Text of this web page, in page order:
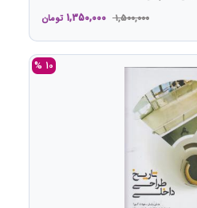
1,500,000
1,350,000 تومان
10 %